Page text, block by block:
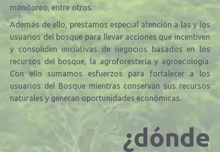
monitoreo, entre otros.
Además de ello, prestamos especial atención a las y los
usuarios del bosque para llevar acciones que incentiven
y consoliden iniciativas de negocios basados en los
recursos del bosque, la agroforestería y agroecología.
Con ello sumamos esfuerzos para fortalecer a los
usuarios del Bosque mientras conservan sus recursos
naturales y generan oportunidades económicas.
¿dónde